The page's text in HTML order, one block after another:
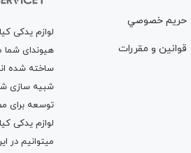
حريم خصوصي
قوانين و مقررات
لوازم یدکی
هیوندای شما
ساخته شده
شبیه سازی
توسعه برای
لوازم یدکی کیا
میتوانیم در